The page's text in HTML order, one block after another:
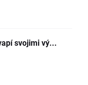
svojimi vý...